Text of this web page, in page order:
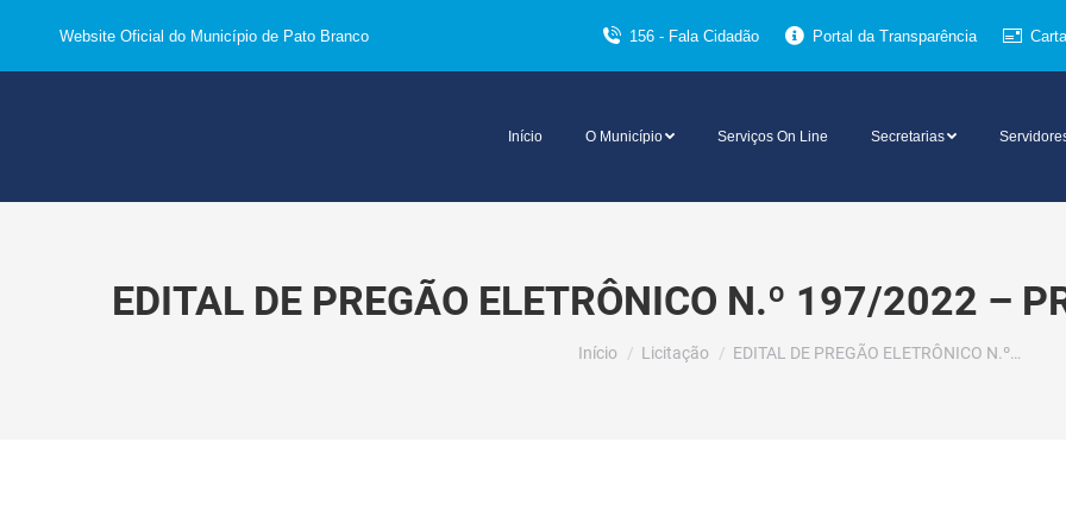
Website Oficial do Município de Pato Branco 156 - Fala Cidadão Portal da Transparência
Início O Município Serviços On Line Secretarias
EDITAL DE PREGÃO ELETRÔNICO N.º 197/2022 –
Você está aqui:
Início Licitação EDITAL DE PREGÃO ELETRÔNICO N.º…